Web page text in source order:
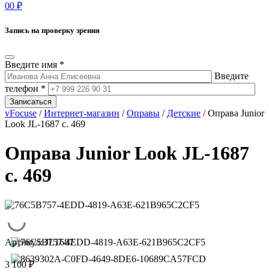
00 ₽
Запись на проверку зрения
Введите имя *
Введите
телефон *
Записаться
vFocuse /Интернет-магазин /Оправы / Детские / Оправа Junior
Look JL-1687 c. 469
Оправа Junior Look JL-1687
c. 469
Артикул:JL1687
3 100₽